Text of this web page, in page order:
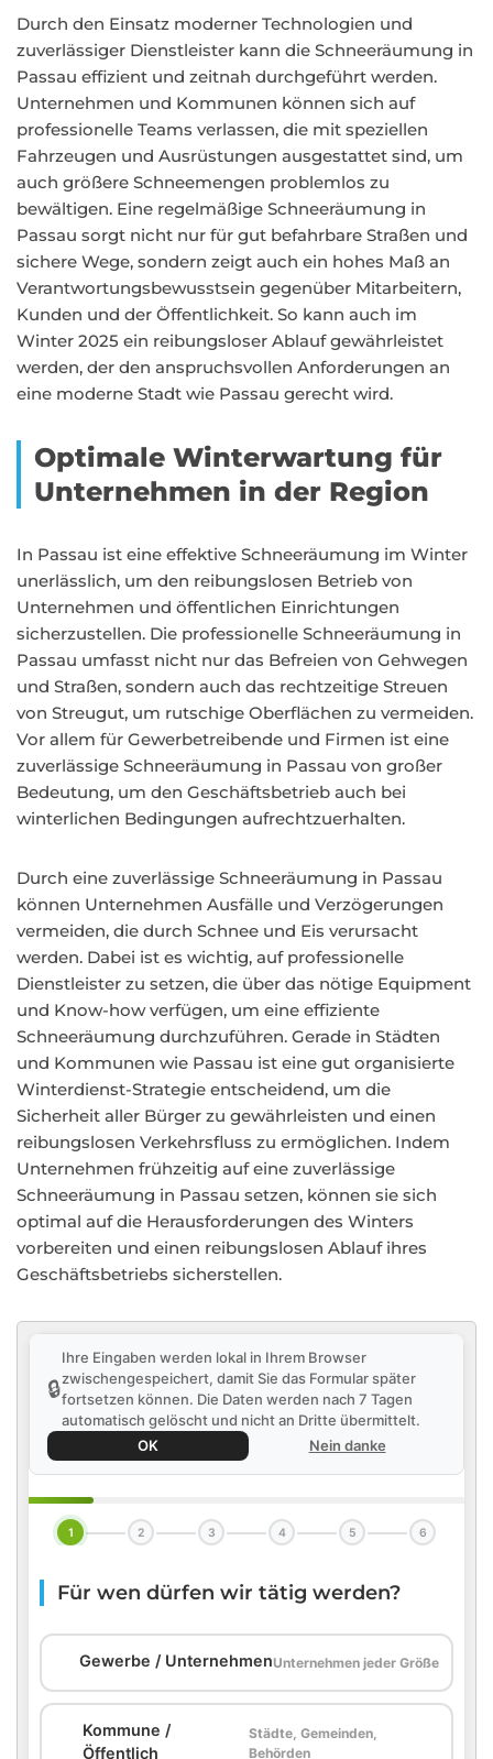
Durch den Einsatz moderner Technologien und
zuverlässiger Dienstleister kann die Schneeräumung in
Passau effizient und zeitnah durchgeführt werden.
Unternehmen und Kommunen können sich auf
professionelle Teams verlassen, die mit speziellen
Fahrzeugen und Ausrüstungen ausgestattet sind, um
auch größere Schneemengen problemlos zu
bewältigen. Eine regelmäßige Schneeräumung in
Passau sorgt nicht nur für gut befahrbare Straßen und
sichere Wege, sondern zeigt auch ein hohes Maß an
Verantwortungsbewusstsein gegenüber Mitarbeitern,
Kunden und der Öffentlichkeit. So kann auch im
Winter 2025 ein reibungsloser Ablauf gewährleistet
werden, der den anspruchsvollen Anforderungen an
eine moderne Stadt wie Passau gerecht wird.
Optimale Winterwartung für
Unternehmen in der Region
In Passau ist eine effektive Schneeräumung im Winter
unerlässlich, um den reibungslosen Betrieb von
Unternehmen und öffentlichen Einrichtungen
sicherzustellen. Die professionelle Schneeräumung in
Passau umfasst nicht nur das Befreien von Gehwegen
und Straßen, sondern auch das rechtzeitige Streuen
von Streugut, um rutschige Oberflächen zu vermeiden.
Vor allem für Gewerbetreibende und Firmen ist eine
zuverlässige Schneeräumung in Passau von großer
Bedeutung, um den Geschäftsbetrieb auch bei
winterlichen Bedingungen aufrechtzuerhalten.
Durch eine zuverlässige Schneeräumung in Passau
können Unternehmen Ausfälle und Verzögerungen
vermeiden, die durch Schnee und Eis verursacht
werden. Dabei ist es wichtig, auf professionelle
Dienstleister zu setzen, die über das nötige Equipment
und Know-how verfügen, um eine effiziente
Schneeräumung durchzuführen. Gerade in Städten
und Kommunen wie Passau ist eine gut organisierte
Winterdienst-Strategie entscheidend, um die
Sicherheit aller Bürger zu gewährleisten und einen
reibungslosen Verkehrsfluss zu ermöglichen. Indem
Unternehmen frühzeitig auf eine zuverlässige
Schneeräumung in Passau setzen, können sie sich
optimal auf die Herausforderungen des Winters
vorbereiten und einen reibungslosen Ablauf ihres
Geschäftsbetriebs sicherstellen.
🔒
Ihre Eingaben werden lokal in Ihrem Browser
zwischengespeichert, damit Sie das Formular später
fortsetzen können. Die Daten werden nach 7 Tagen
automatisch gelöscht und nicht an Dritte übermittelt.
OK
Nein danke
1 2 3 4 5 6
Für wen dürfen wir tätig werden?
Gewerbe / UnternehmenUnternehmen jeder Größe
Kommune /
Öffentlich
Städte, Gemeinden,
Behörden